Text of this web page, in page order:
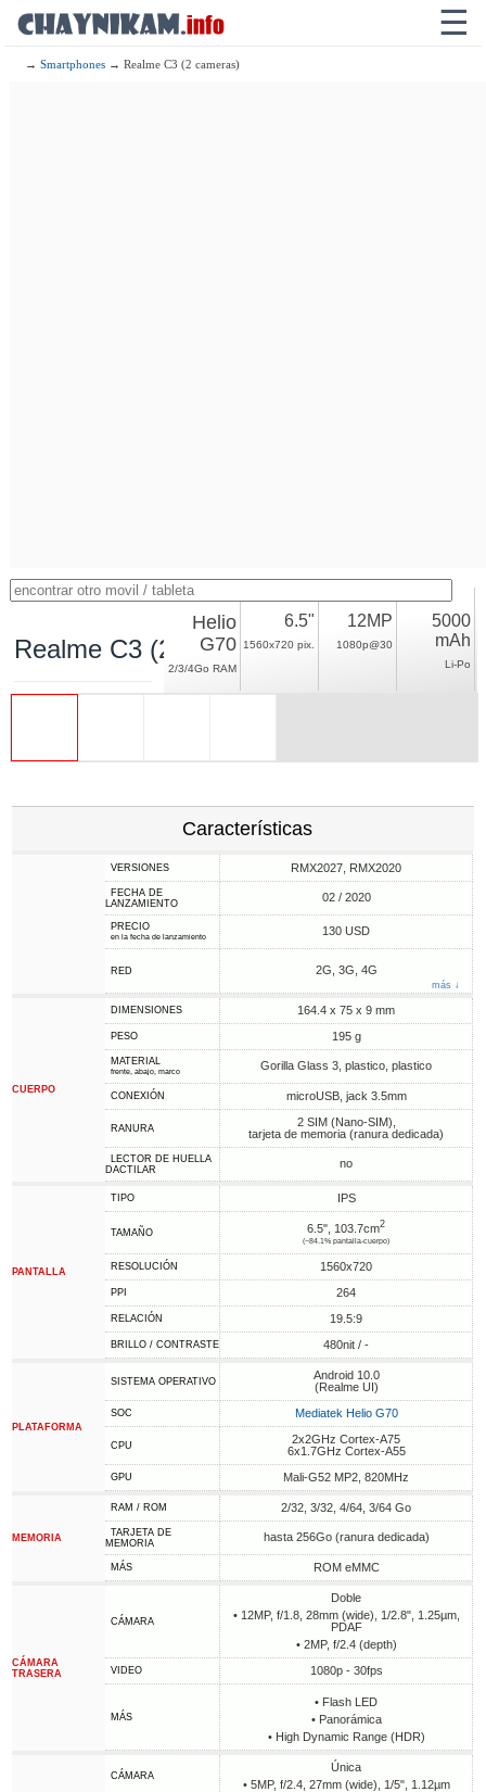
☰
→Smartphones → Realme C3 (2 cameras)
Realme C3 (2 cameras)
Helio
G70
2/3/4Go RAM
6.5"
1560x720 pix.
12MP
1080p@30
5000
mAh
Li-Po
Características
VERSIONES RMX2027, RMX2020
FECHA DE
LANZAMIENTO
02 / 2020
PRECIO
en la fecha de lanzamiento 130 USD
RED 2G, 3G, 4G
más ↓
CUERPO
DIMENSIONES 164.4 x 75 x 9 mm
PESO 195 g
MATERIAL
frente, abajo, marco Gorilla Glass 3, plastico, plastico
CONEXIÓN microUSB, jack 3.5mm
RANURA
2 SIM (Nano-SIM),
tarjeta de memoria (ranura dedicada)
LECTOR DE HUELLA
DACTILAR
no
PANTALLA
TIPO IPS
TAMAÑO 6.5", 103.7cm2
(~84.1% pantalla-cuerpo)
RESOLUCIÓN 1560x720
PPI 264
RELACIÓN 19.5:9
BRILLO / CONTRASTE 480nit / -
PLATAFORMA
SISTEMA OPERATIVO
Android 10.0
(Realme UI)
SOC Mediatek Helio G70
CPU
2x2GHz Cortex-A75
6x1.7GHz Cortex-A55
GPU Mali-G52 MP2, 820MHz
MEMORIA
RAM / ROM 2/32, 3/32, 4/64, 3/64 Go
TARJETA DE
MEMORIA
hasta 256Go (ranura dedicada)
MÁS ROM eMMC
CÁMARA
TRASERA
CÁMARA
Doble
• 12MP, f/1.8, 28mm (wide), 1/2.8", 1.25µm,
PDAF
• 2MP, f/2.4 (depth)
VIDEO 1080p - 30fps
MÁS
• Flash LED
• Panorámica
• High Dynamic Range (HDR)
CÁMARA
Única
• 5MP, f/2.4, 27mm (wide), 1/5", 1.12µm